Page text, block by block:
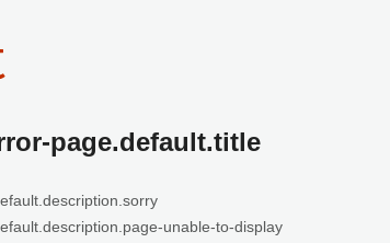
page.default.title
unable-to-display